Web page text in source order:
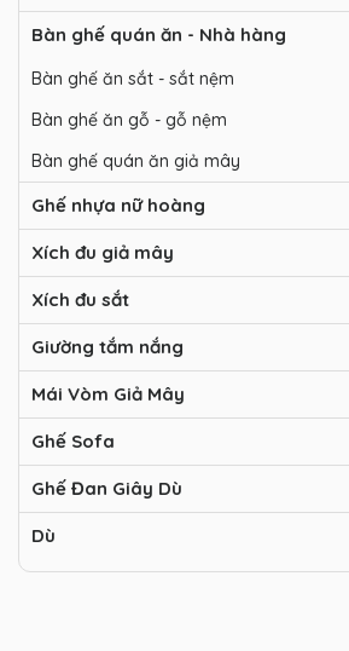
Bàn ghế quán ăn - Nhà hàng
Bàn ghế ăn sắt - sắt nệm
Bàn ghế ăn gỗ - gỗ nệm
Bàn ghế quán ăn giả mây
Ghế nhựa nữ hoàng
Xích đu giả mây
Xích đu sắt
Giường tắm nắng
Mái Vòm Giả Mây
Ghế Sofa
Ghế Đan Giây Dù
Dù